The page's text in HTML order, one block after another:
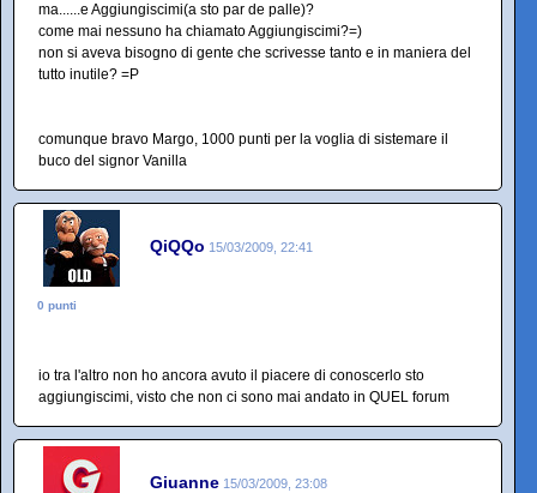
ma......e Aggiungiscimi(a sto par de palle)?
come mai nessuno ha chiamato Aggiungiscimi?=)
non si aveva bisogno di gente che scrivesse tanto e in maniera del
tutto inutile? =P
comunque bravo Margo, 1000 punti per la voglia di sistemare il
buco del signor Vanilla
QiQQo 15/03/2009, 22:41
0 punti
io tra l'altro non ho ancora avuto il piacere di conoscerlo sto
aggiungiscimi, visto che non ci sono mai andato in QUEL forum
Giuanne 15/03/2009, 23:08